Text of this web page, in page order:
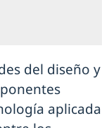
del diseño y
aplicada